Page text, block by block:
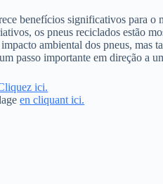
benefícios significativos para
os pneus reciclados estão
ambiental dos pneus,
passo importante em direção a
ici.
en cliquant ici.